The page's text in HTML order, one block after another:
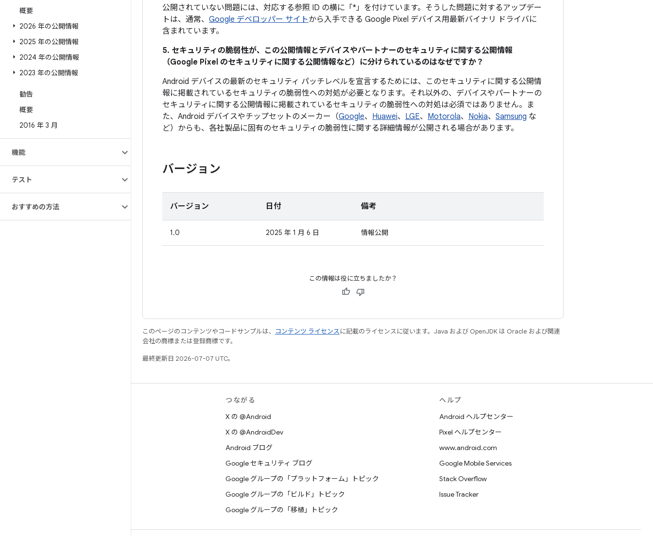
概要
2026 年の公開情報
2025 年の公開情報
2024 年の公開情報
2023 年の公開情報
勧告
概要
2016 年 3 月
機能
テスト
おすすめの方法
公開されていない問題には、対応する参照 ID の横に「*」を付けています。そうした問題に対するアップデー
トは、通常、 Google デベロッパー サイトから入手できる Google Pixel デバイス用最新バイナリ ドライバに
含まれています。
5. セキュリティの脆弱性が、この公開情報とデバイスやパートナーのセキュリティに関する公開情報
（Google Pixel のセキュリティに関する公開情報など）に分けられているのはなぜですか？
Android デバイスの最新のセキュリティ パッチレベルを宣言するためには、このセキュリティに関する公開情
報に掲載されているセキュリティの脆弱性への対処が必要となります。それ以外の、デバイスやパートナーの
セキュリティに関する公開情報に掲載されているセキュリティの脆弱性への対処は必須ではありません。ま
た、Android デバイスやチップセットのメーカー（Google、 Huawei、 LGE、 Motorola、 Nokia、 Samsung な
ど）からも、各社製品に固有のセキュリティの脆弱性に関する詳細情報が公開される場合があります。
バージョン
バージョン 日付 備考
1.0 2025 年 1 月 6 日 情報公開
この情報は役に立ちましたか？
このページのコンテンツやコードサンプルは、 コンテンツ ライセンスに記載のライセンスに従います。Java および OpenJDK は Oracle および関連
会社の商標または登録商標です。
最終更新日 2026-07-07 UTC。
つながる
X の @Android
X の @AndroidDev
Android ブログ
Google セキュリティ ブログ
Google グループの「プラットフォーム」トピック
Google グループの「ビルド」トピック
Google グループの「移植」トピック
ヘルプ
Android ヘルプセンター
Pixel ヘルプセンター
www.android.com
Google Mobile Services
Stack Overflow
Issue Tracker